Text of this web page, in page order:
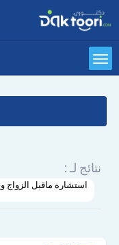
نتائج لـ :
استشاره ماقبل